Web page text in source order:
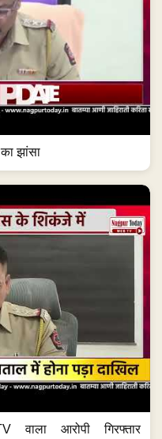
झांसा
वाला आरोपी गिरफ्तार